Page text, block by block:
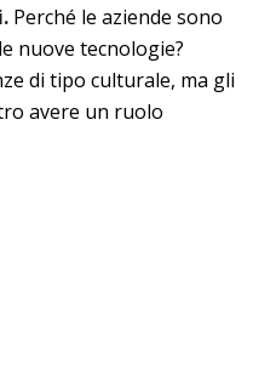
Perché le aziende sono
nuove tecnologie?
di tipo culturale, ma gli
avere un ruolo